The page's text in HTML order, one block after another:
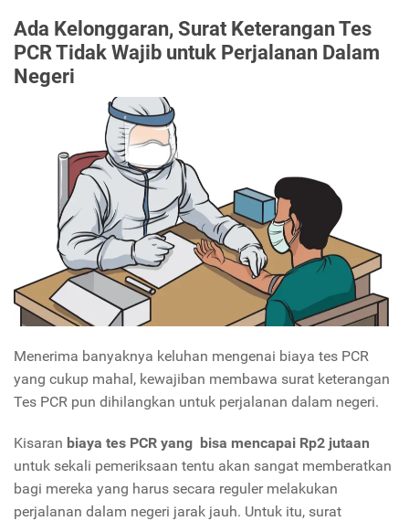
Ada Kelonggaran, Surat Keterangan Tes
PCR Tidak Wajib untuk Perjalanan Dalam
Negeri
Menerima banyaknya keluhan mengenai biaya tes PCR
yang cukup mahal, kewajiban membawa surat keterangan
Tes PCR pun dihilangkan untuk perjalanan dalam negeri.
Kisaran biaya tes PCR yang bisa mencapai Rp2 jutaan
untuk sekali pemeriksaan tentu akan sangat memberatkan
bagi mereka yang harus secara reguler melakukan
perjalanan dalam negeri jarak jauh. Untuk itu, surat